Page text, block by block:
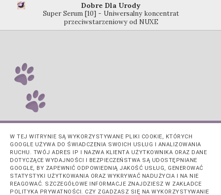
Dobre Dla Urody
Super Serum [10] - Uniwersalny koncentrat
przeciwstarzeniowy od NUXE
W TEJ WITRYNIE SĄ WYKORZYSTYWANE PLIKI COOKIE, KTÓRYCH
GOOGLE UŻYWA DO ŚWIADCZENIA SWOICH USŁUG I ANALIZOWANIA
RUCHU. TWÓJ ADRES IP I NAZWA KLIENTA UŻYTKOWNIKA ORAZ DANE
DOTYCZĄCE WYDAJNOŚCI I BEZPIECZEŃSTWA SĄ UDOSTĘPNIANE
GOOGLE, BY ZAPEWNIĆ ODPOWIEDNIĄ JAKOŚĆ USŁUG, GENEROWAĆ
STATYSTYKI UŻYTKOWANIA ORAZ WYKRYWAĆ NADUŻYCIA I NA NIE
REAGOWAĆ. SZCZEGÓŁOWE INFORMACJE ZNAJDZIESZ W ZAKŁADCE
POLITYKA PRYWATNOŚCI. CZY ZGADZASZ SIĘ NA WYKORZYSTYWANIE